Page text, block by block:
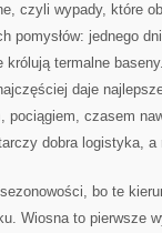
czyli wypady, które
pomysłów: jednego
termalne
daje
pociągiem, czasem
dobra logistyka,
bo te
Wiosna to pierwsze